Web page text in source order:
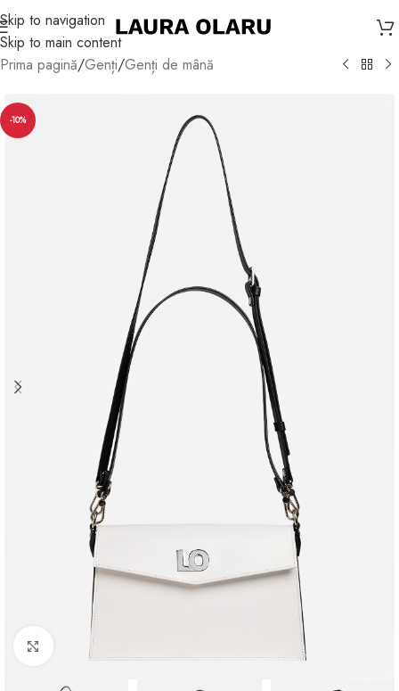
Skip to navigation
Skip to main content
Prima pagină/Genți/Genți de mână
-10%
Faceți clic pentru a mări